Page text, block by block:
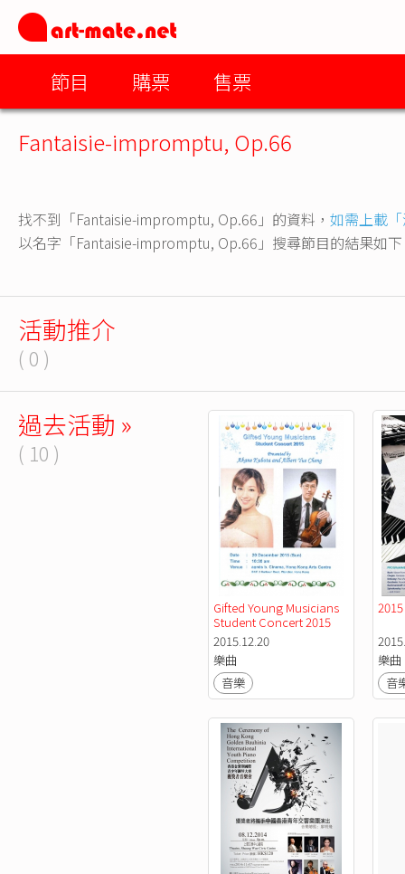
節目 購票 售票
Fantaisie-impromptu, Op.66
找不到「Fantaisie-impromptu, Op.66」的資料， 如需上載
以名字「Fantaisie-impromptu, Op.66」搜尋節目的結果如
活動推介
( 0 )
過去活動 »
( 10 )
Gifted Young Musicians
Student Concert 2015
2015.12.20
樂曲
音樂
樂曲
音